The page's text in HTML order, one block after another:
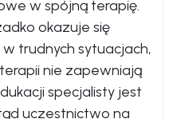
w spójną terapię.
okazuje się
trudnych sytuacjach,
nie zapewniają
specjalisty jest
uczestnictwo na